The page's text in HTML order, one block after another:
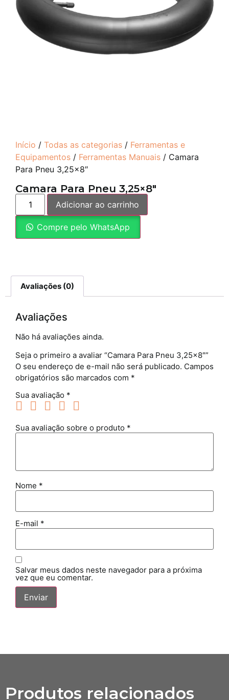
Início / Todas as categorias / Ferramentas e
Equipamentos / Ferramentas Manuais / Camara
Para Pneu 3,25×8″
Camara Para Pneu 3,25×8″
Adicionar ao carrinho
Compre pelo WhatsApp
Avaliações (0)
Avaliações
Não há avaliações ainda.
Seja o primeiro a avaliar “Camara Para Pneu 3,25×8″”
O seu endereço de e-mail não será publicado. Campos
obrigatórios são marcados com *
Sua avaliação *
Sua avaliação sobre o produto *
Nome *
E-mail *
Salvar meus dados neste navegador para a próxima
vez que eu comentar.
Produtos relacionados